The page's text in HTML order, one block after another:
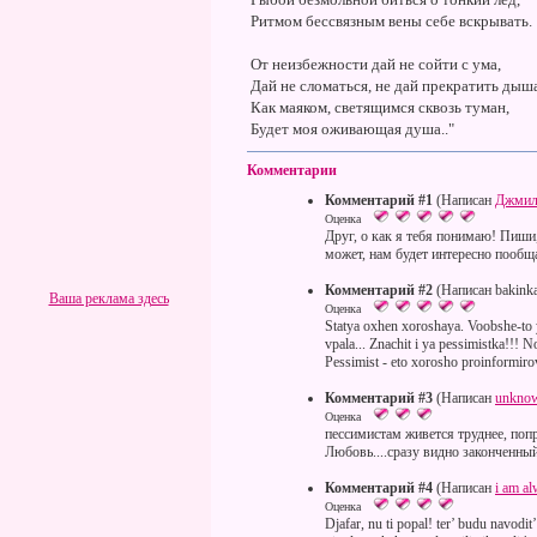
Ваша реклама здесь
Ритмом бессвязным вены себе вскрывать.
От неизбежности дай не сойти с ума,
Дай не сломаться, не дай прекратить
Как маяком, светящимся сквозь туман,
Будет моя оживающая душа.."
Комментарии
Комментарий #1 (Написан
Оценка
Друг, о как я тебя понимаю!
может, нам будет интересно
Комментарий #2 (Написан
Оценка
Statya oxhen xoroshaya. Voobshe-
vpala... Znachit i ya pessimistka!!!
Pessimist - eto xorosho
Комментарий #3 (Написан
Оценка
пессимистам живется труднее,
Любовь....сразу видно
Комментарий #4 (Написан i am
Оценка
Djafar, nu ti popal! ter’ budu